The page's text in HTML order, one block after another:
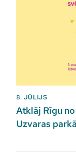
8. JŪLIJS
Atklāj Rīgu
Uzvaras